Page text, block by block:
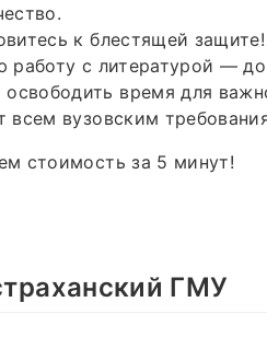
к блестящей защите!
работу с литературой —
время для
всем вузовским
стоимость за 5 минут!
ГМУ